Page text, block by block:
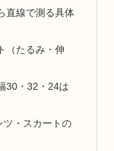
直線で測る具体
（たるみ・伸
30・32・24は
ツ・スカートの